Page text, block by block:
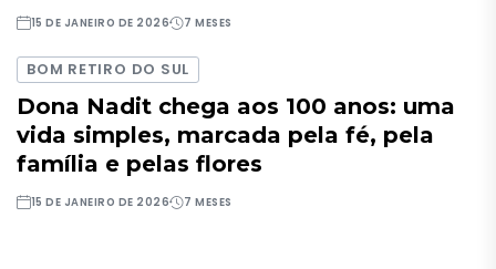
15 DE JANEIRO DE 2026 7 MESES
BOM RETIRO DO SUL
Dona Nadit chega aos 100 anos: uma
vida simples, marcada pela fé, pela
família e pelas flores
15 DE JANEIRO DE 2026 7 MESES